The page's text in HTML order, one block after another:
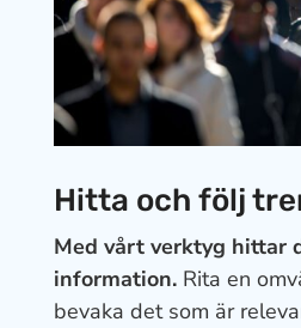
Hitta och följ
Med vårt verktyg hittar
information.Rita en
bevaka det som är